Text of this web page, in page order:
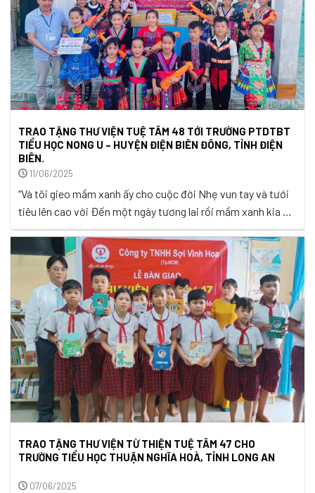
TRAO TẶNG THƯ VIỆN TUỆ TÂM 48 TỚI TRƯỜNG PTDTBT
TIỂU HỌC NONG U – HUYỆN ĐIỆN BIÊN ĐÔNG, TỈNH ĐIỆN
BIÊN.
11/06/2025
“Và tôi gieo mầm xanh ấy cho cuộc đời Nhẹ vun tay và tưới
tiêu lên cao vời Đến một ngày tương lai rồi mầm xanh kia Sẽ
tỏa bóng râm chở che các con đường…” -Người Gieo Mầm
Xanh-NS Hứa Kim Tuyền Có những bàn tay không cần phải
nắm lấy điều gì, nhưng ...
TRAO TẶNG THƯ VIỆN TỪ THIỆN TUỆ TÂM 47 CHO
TRƯỜNG TIỂU HỌC THUẬN NGHĨA HOÀ, TỈNH LONG AN
07/06/2025